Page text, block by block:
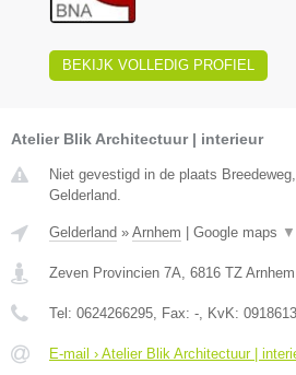
BEKIJK VOLLEDIG PROFIEL
Atelier Blik Architectuur | interieur
Niet gevestigd in de plaats
Gelderland.
Gelderland » Arnhem Google maps ▼
Zeven Provincien 7A, 6816 TZ Arnhem
Tel: 0624266295, Fax: -, KvK:
E-mail › Atelier Blik Architectuur |